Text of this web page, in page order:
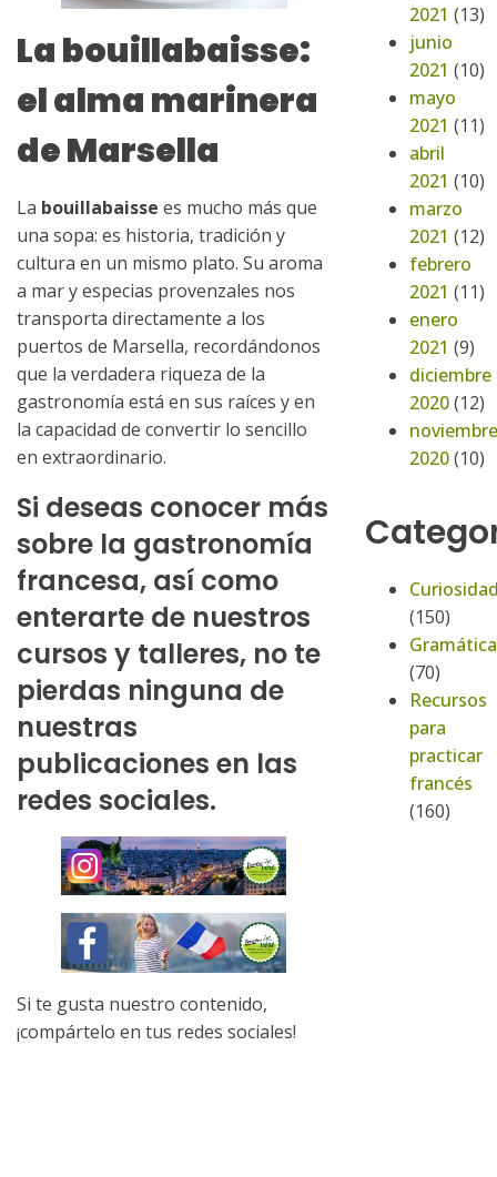
La bouillabaisse:
el alma marinera
de Marsella
La bouillabaisse es mucho más que
una sopa: es historia, tradición y
cultura en un mismo plato. Su aroma
a mar y especias provenzales nos
transporta directamente a los
puertos de Marsella, recordándonos
que la verdadera riqueza de la
gastronomía está en sus raíces y en
la capacidad de convertir lo sencillo
en extraordinario.
Si deseas conocer más
sobre la gastronomía
francesa, así como
enterarte de nuestros
cursos y talleres, no te
pierdas ninguna de
nuestras
publicaciones en las
redes sociales.
Si te gusta nuestro contenido,
¡compártelo en tus redes sociales!
2021 (13)
junio
2021 (10)
mayo
2021 (11)
abril
2021 (10)
marzo
2021 (12)
febrero
2021 (11)
enero
2021 (9)
diciembre
2020(12)
noviembre
2020(10)
(150)
Gramática
(70)
Recursos
para
practicar
francés
(160)